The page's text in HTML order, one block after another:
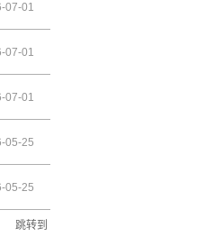
07-01
07-01
07-01
05-25
05-25
跳转到